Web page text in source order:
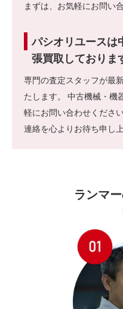
まずは、お気軽にお問い
パシオリユースは
張買取しておりま
専門の査定スタッフが最
たします。 中古機械・機
軽にお問い合わせくださ
連絡を心よりお待ち申し
ランマ